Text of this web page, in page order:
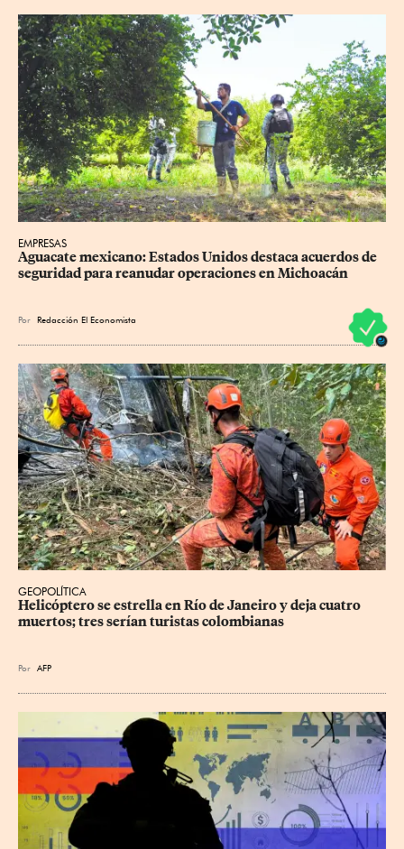
EMPRESAS
Aguacate mexicano: Estados Unidos destaca acuerdos de
seguridad para reanudar operaciones en Michoacán
Por Redacción El Economista
GEOPOLÍTICA
Helicóptero se estrella en Río de Janeiro y deja cuatro
muertos; tres serían turistas colombianas
Por AFP